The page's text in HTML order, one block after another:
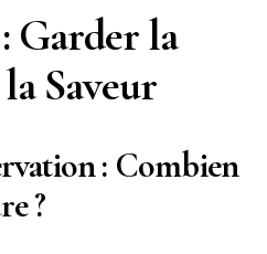
Garder la
Saveur
: Combien
?